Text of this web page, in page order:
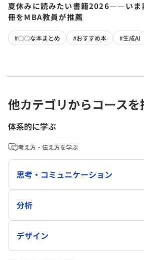
夏休みに読みたい書籍2026――いま
冊をMBA教員が推薦
#〇〇な本まとめ #おすすめ本 #生成AI
他カテゴリからコースを
体系的に学ぶ
考え方・伝え方を学ぶ
思考・コミュニケーション
分析
デザイン